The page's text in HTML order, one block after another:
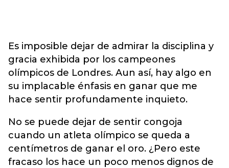
Es imposible dejar de admirar la disciplina y
gracia exhibida por los campeones
olímpicos de Londres. Aun así, hay algo en
su implacable énfasis en ganar que me
hace sentir profundamente inquieto.
No se puede dejar de sentir congoja
cuando un atleta olímpico se queda a
centímetros de ganar el oro. ¿Pero este
fracaso los hace un poco menos dignos de